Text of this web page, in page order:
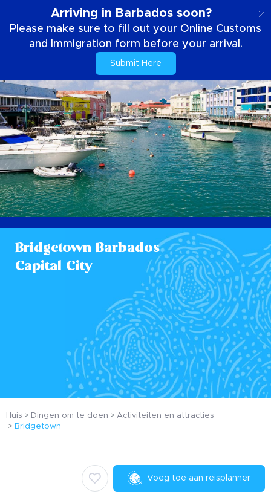
Arriving in Barbados soon?
Please make sure to fill out your Online Customs
and Immigration form before your arrival.
Submit Here
Bridgetown Barbados
Capital City
Huis Dingen om te doen
Activiteiten en attracties
Bridgetown
Voeg toe aan reisplanner